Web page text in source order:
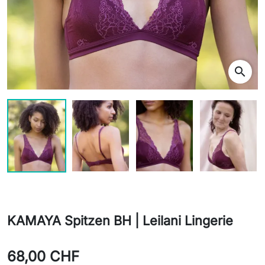
search
KAMAYA Spitzen BH | Leilani Lingerie
68,00 CHF